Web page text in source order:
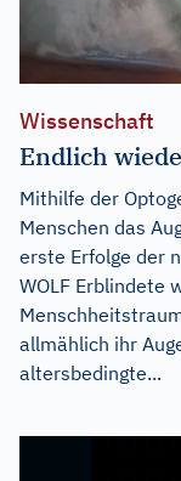
Wissenschaft
Endlich
Mithilfe der
Menschen das
erste Erfolge der
WOLF Erblindete
allmählich ihr
altersbedingte...